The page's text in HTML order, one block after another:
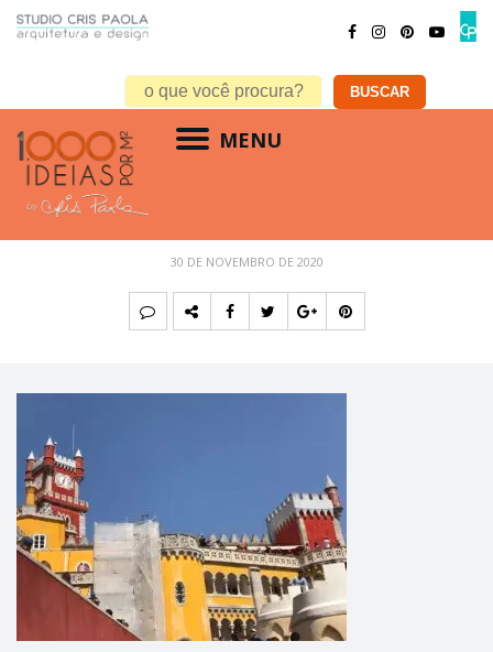
MENU
30 DE NOVEMBRO DE 2020